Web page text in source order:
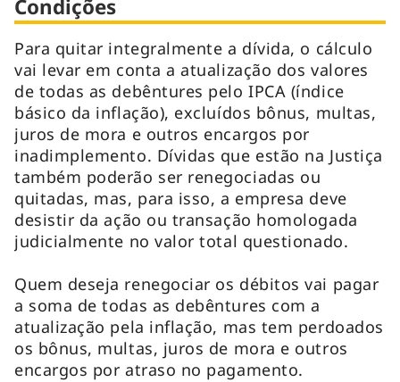
Condições
Para quitar integralmente a dívida, o cálculo
vai levar em conta a atualização dos valores
de todas as debêntures pelo IPCA (índice
básico da inflação), excluídos bônus, multas,
juros de mora e outros encargos por
inadimplemento. Dívidas que estão na Justiça
também poderão ser renegociadas ou
quitadas, mas, para isso, a empresa deve
desistir da ação ou transação homologada
judicialmente no valor total questionado.
Quem deseja renegociar os débitos vai pagar
a soma de todas as debêntures com a
atualização pela inflação, mas tem perdoados
os bônus, multas, juros de mora e outros
encargos por atraso no pagamento.